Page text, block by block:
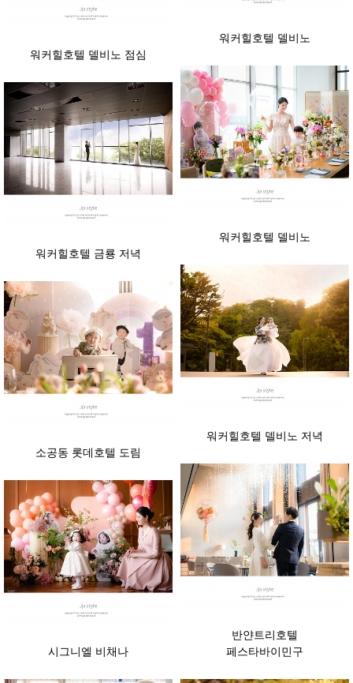
워커힐호텔 델비노
워커힐호텔 델비노 점심
워커힐호텔 델비노
워커힐호텔 금룡 저녁
워커힐호텔 델비노 저녁
소공동 롯데호텔 도림
반얀트리호텔
페스타바이민구
시그니엘 비채나